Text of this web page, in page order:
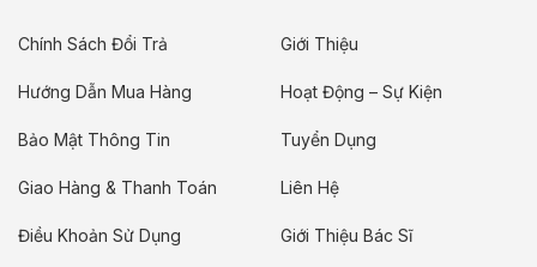
Chính Sách Đổi Trả
Hướng Dẫn Mua Hàng
Bảo Mật Thông Tin
Giao Hàng & Thanh Toán
Điều Khoản Sử Dụng
Giới Thiệu
Hoạt Động – Sự Kiện
Tuyển Dụng
Liên Hệ
Giới Thiệu Bác Sĩ